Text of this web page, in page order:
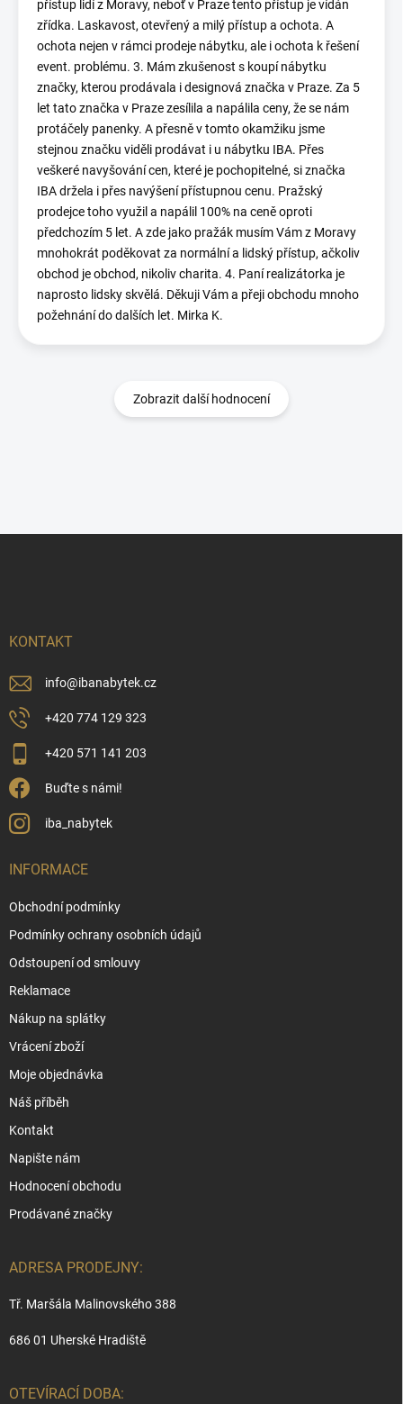
přístup lidí z Moravy, neboť v Praze tento přístup je vídán
zřídka. Laskavost, otevřený a milý přístup a ochota. A
ochota nejen v rámci prodeje nábytku, ale i ochota k řešení
event. problému. 3. Mám zkušenost s koupí nábytku
značky, kterou prodávala i designová značka v Praze. Za 5
let tato značka v Praze zesílila a napálila ceny, že se nám
protáčely panenky. A přesně v tomto okamžiku jsme
stejnou značku viděli prodávat i u nábytku IBA. Přes
veškeré navyšování cen, které je pochopitelné, si značka
IBA držela i přes navýšení přístupnou cenu. Pražský
prodejce toho využil a napálil 100% na ceně oproti
předchozím 5 let. A zde jako pražák musím Vám z Moravy
mnohokrát poděkovat za normální a lidský přístup, ačkoliv
obchod je obchod, nikoliv charita. 4. Paní realizátorka je
naprosto lidsky skvělá. Děkuji Vám a přeji obchodu mnoho
požehnání do dalších let. Mirka K.
Zobrazit další hodnocení
KONTAKT
info@ibanabytek.cz
+420 774 129 323
+420 571 141 203
Buďte s námi!
iba_nabytek
INFORMACE
Obchodní podmínky
Podmínky ochrany osobních údajů
Odstoupení od smlouvy
Reklamace
Nákup na splátky
Vrácení zboží
Moje objednávka
Náš příběh
Kontakt
Napište nám
Hodnocení obchodu
Prodávané značky
ADRESA PRODEJNY:
Tř. Maršála Malinovského 388
686 01 Uherské Hradiště
OTEVÍRACÍ DOBA: